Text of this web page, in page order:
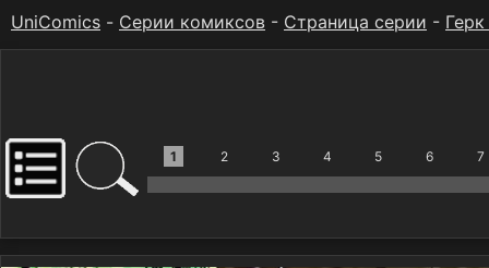
UniComics - Серии комиксов - Страница серии -
1 2 3 4 5 6 7